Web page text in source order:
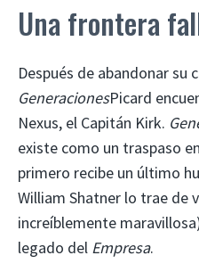
Una frontera
Después de abandonar su
GeneracionesPicard
Nexus, el Capitán Kirk.
existe como un traspaso
primero recibe un último
William Shatner lo trae de
increíblemente
legado del Empresa.